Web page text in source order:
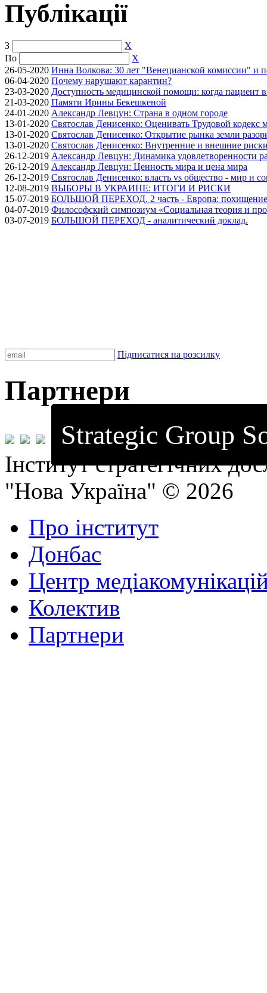
Публікації
З
X
По
X
26-05-2020 Инна Волкова: 30 лет "Венецианской комиссии" и
06-04-2020 Почему нарушают карантин?
23-03-2020 Доступность медицинской помощи: когда пациент
21-03-2020 Памяти Ирины Бекешкеной
24-01-2020 Александр Левцун: Страна в одном городе
13-01-2020 Святослав Денисенко: Оценивать Трудовой кодекс
13-01-2020 Святослав Денисенко: Открытие рынка земли
13-01-2020 Святослав Денисенко: Внутренние и внешние
26-12-2019 Александр Левцун: Динамика удовлетворенности
26-12-2019 Александр Левцун: Ценность мира и цена мира
26-12-2019 Святослав Денисенко: власть vs общество - мир и
12-08-2019 ВЫБОРЫ В УКРАИНЕ: ИТОГИ И РИСКИ
15-07-2019 БОЛЬШОЙ ПЕРЕХОД. 2 часть - Европа: похищение
04-07-2019 Философский симпозиум «Социальная теория и
03-07-2019 БОЛЬШОЙ ПЕРЕХОД - аналитический доклад.
Підписатися на розсилку
Партнери
Strategic Group
Інститут стратегічних
"Нова Україна" © 2026
Про інститут
Донбас
Центр
Колектив
Партнери